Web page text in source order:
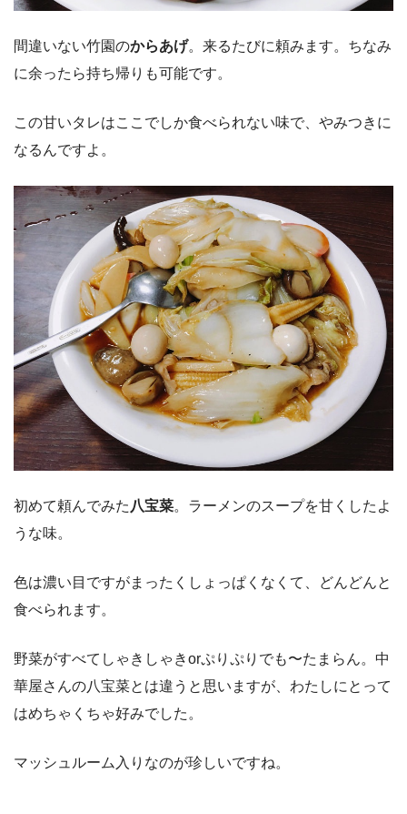
間違いない竹園のからあげ。来るたびに頼みます。ちなみ
に余ったら持ち帰りも可能です。
この甘いタレはここでしか食べられない味で、やみつきに
なるんですよ。
初めて頼んでみた 八宝菜。ラーメンのスープを甘くしたよ
うな味。
色は濃い目ですがまったくしょっぱくなくて、どんどんと
食べられます。
野菜がすべてしゃきしゃきorぷりぷりでも〜たまらん。中
華屋さんの八宝菜とは違うと思いますが、わたしにとって
はめちゃくちゃ好みでした。
マッシュルーム入りなのが珍しいですね。